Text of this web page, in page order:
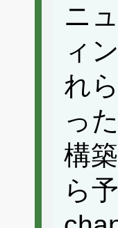
ニ
ィ
れ
っ
構
ら